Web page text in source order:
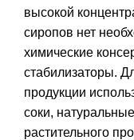
высокой
сиропов нет
химические
стабилизаторы.
продукции
соки,
растительного